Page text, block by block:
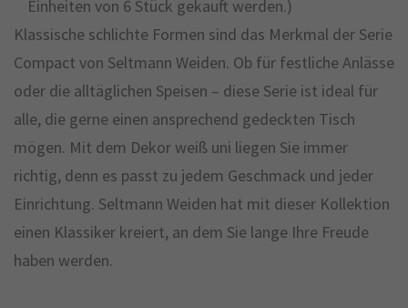
Einheiten von 6 Stück gekauft werden.)
Klassische schlichte Formen sind das Merkmal der Serie
Compact von Seltmann Weiden. Ob für festliche Anlässe
oder die alltäglichen Speisen – diese Serie ist ideal für
alle, die gerne einen ansprechend gedeckten Tisch
mögen. Mit dem Dekor weiß uni liegen Sie immer
richtig, denn es passt zu jedem Geschmack und jeder
Einrichtung. Seltmann Weiden hat mit dieser Kollektion
einen Klassiker kreiert, an dem Sie lange Ihre Freude
haben werden.